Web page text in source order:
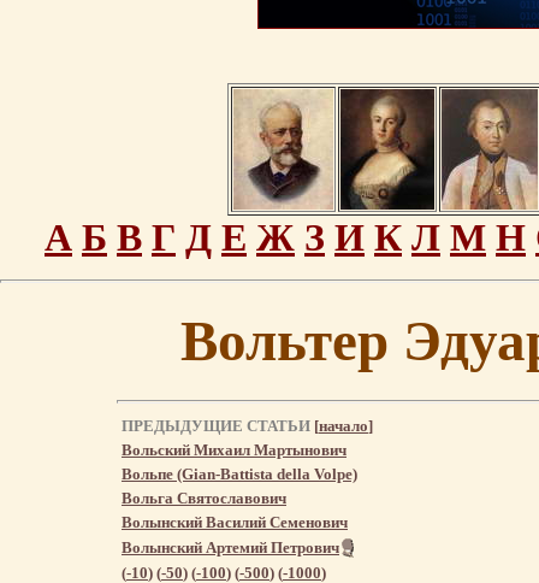
А Б В Г Д Е Ж З И К Л М Н
Вольтер
ПРЕДЫДУЩИЕ СТАТЬИ [начало]
Вольский Михаил Мартынович
Вольпе (Gian-Battista della Volpe)
Вольга Святославович
Волынский Василий Семенович
Волынский Артемий Петрович
(-10) (-50) (-100) (-500) (-1000)